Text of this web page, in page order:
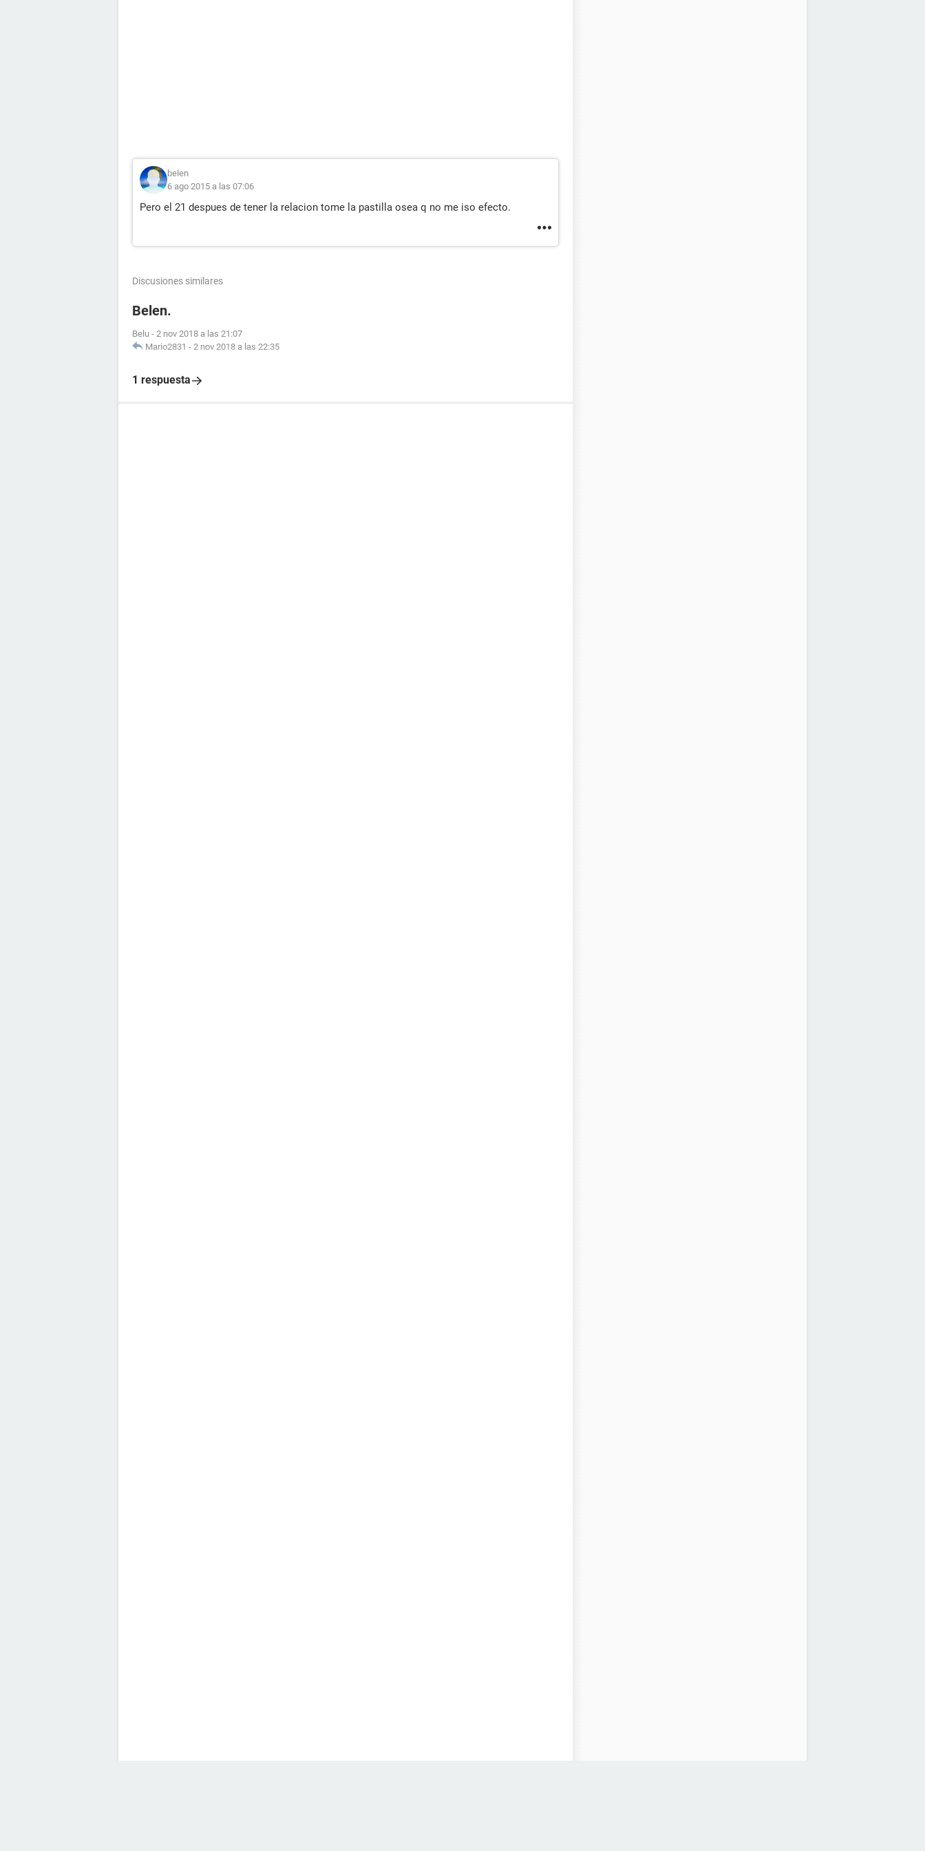
belen
6 ago 2015 a las 07:06
Pero el 21 despues de tener la relacion tome la pastilla osea q no me iso efecto.
Discusiones similares
Belen.
Belu - 2 nov 2018 a las 21:07
Mario2831 - 2 nov 2018 a las 22:35
1 respuesta